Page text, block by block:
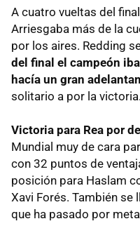
A cuatro vueltas del
Arriesgaba más de la
por los aires. Redding
del final el campeón
hacía un gran
solitario a por la victoria.
Victoria para Rea por
Mundial muy de cara
con 32 puntos de
posición para Haslam
Xavi Forés. También se
que ha pasado por